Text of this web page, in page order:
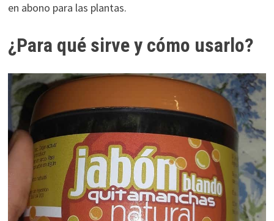
en abono para las plantas.
¿Para qué sirve y cómo usarlo?